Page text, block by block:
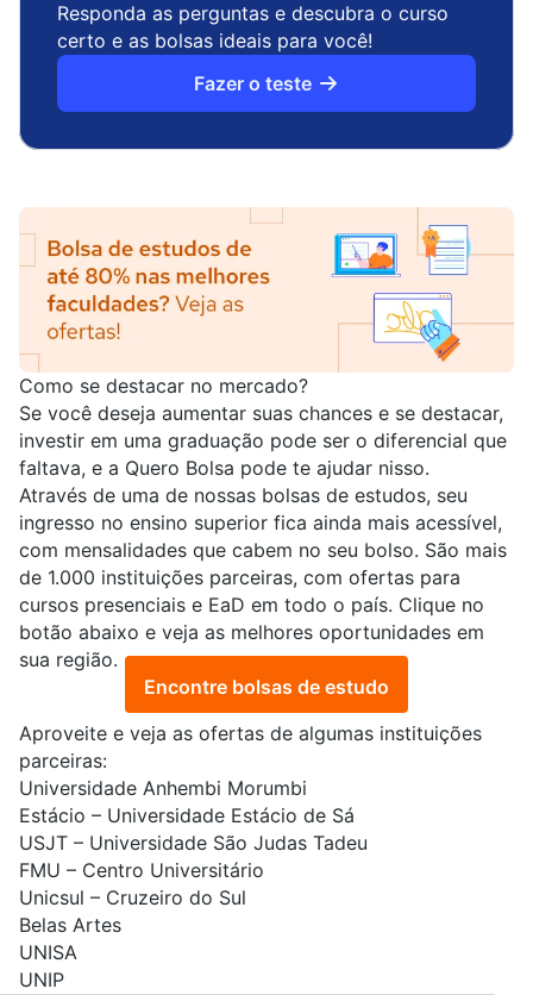
Responda as perguntas e descubra o curso
certo e as bolsas ideais para você!
Fazer o teste
Como se destacar no mercado?
Se você deseja aumentar suas chances e se destacar,
investir em uma graduação pode ser o diferencial que
faltava, e a Quero Bolsa pode te ajudar nisso.
Através de uma de nossas bolsas de estudos, seu
ingresso no ensino superior fica ainda mais acessível,
com mensalidades que cabem no seu bolso. São mais
de 1.000 instituições parceiras, com ofertas para
cursos presenciais e EaD em todo o país. Clique no
botão abaixo e veja as melhores oportunidades em
sua região.
Encontre bolsas de estudo
Aproveite e veja as ofertas de algumas instituições
parceiras:
Universidade Anhembi Morumbi
Estácio – Universidade Estácio de Sá
USJT – Universidade São Judas Tadeu
FMU – Centro Universitário
Unicsul – Cruzeiro do Sul
Belas Artes
UNISA
UNIP